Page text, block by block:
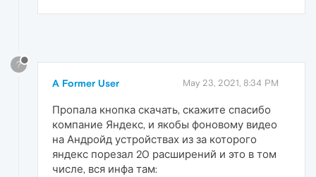
?
A Former User May 23, 2021, 8:34 PM
Пропала кнопка скачать, скажите спасибо
компание Яндекс, и якобы фоновому видео
на Андройд устройствах из за которого
яндекс порезал 20 расширений и это в том
числе, вся инфа там: